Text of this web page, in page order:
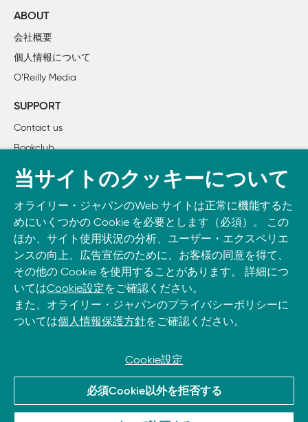
        2.3.2　ステレオタイプの問題
        2.3.3　正確性の問題
        2.3.5　公平性を評価するためのリソース
    2.4　公平性の問題の緩和について、簡潔に
    2.5　ケーススタディ：過度に性的な生成画像
    2.6　まとめ
3章　社会的文脈の組み込み
    3.1　社会的文脈とは
        3.1.1　抽象化の問題
        3.1.2　因果関係の仮定を明示する
3.2　ケアマネジメントアルゴリズムにおけるバイアスの
    3.3　ベストプラクティス
3.3.1　エージェント、アーティファクト、心的前提の
        3.3.2　率直に意見交換できる環境づくり
    3.4　ケーススタディ：有害なコメントの検知
4章　波及効果の予測と計画
    4.1　安全性と害
        4.1.1　害の種類
ABOUT
会社概要
個人情報について
O’Reilly Media
SUPPORT
Contact us
Bookclub
書籍注文
Take O’Reilly with you and learn anywhere, anytime on your
phone
and tablet.
© 2026, O’Reilly Japan, Inc. oreilly.co.jpに掲載されているすべて
のトレードマークおよび登録商標は、それぞれの所有者に帰属し
当サイトのクッキーについて
オライリー・ジャパンのWeb サイトは正常に機能するた
めにいくつかの Cookie を必要とします（必須）。 この
ほか、サイト使用状況の分析、ユーザー・エクスペリエ
ンスの向上、広告宣伝のために、お客様の同意を得て、
その他の Cookie を使用することがあります。 詳細につ
いてはCookie設定をご確認ください。
また、オライリー・ジャパンのプライバシーポリシーに
ついては個人情報保護方針をご確認ください。
Cookie設定
必須Cookie以外を拒否する